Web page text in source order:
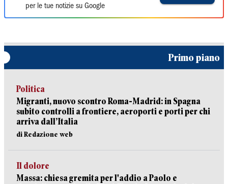
per le tue notizie su Google
Primo piano
Politica
Migranti, nuovo scontro Roma-Madrid: in Spagna
subito controlli a frontiere, aeroporti e porti per chi
arriva dall’Italia
di Redazione web
Il dolore
Massa: chiesa gremita per l'addio a Paolo e